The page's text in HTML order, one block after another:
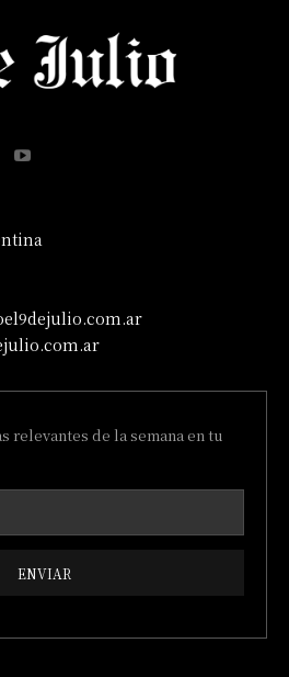
relevantes de la semana en tu
ENVIAR